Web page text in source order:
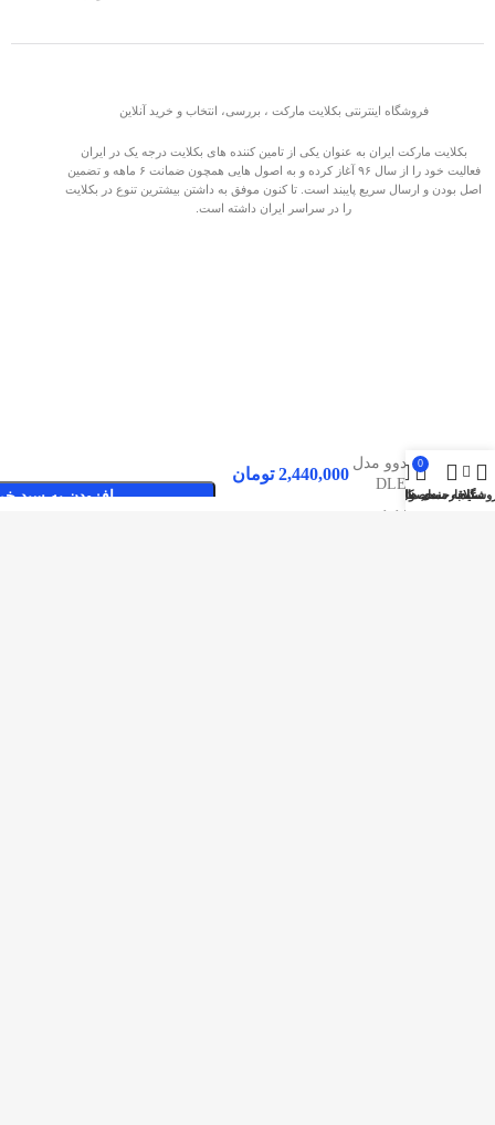
فروشگاه اینترنتی بکلایت مارکت ، بررسی، انتخاب و خرید آنلاین
بکلایت مارکت ایران به عنوان یکی از تامین کننده های بکلایت درجه یک در ایران
فعالیت خود را از سال ۹۶ آغاز کرده و به اصول هایی همچون ضمانت ۶ ماهه و تضمین
اصل بودن و ارسال سریع پایبند است. تا کنون موفق به داشتن بیشترین تنوع در بکلایت
را در سراسر ایران داشته است.
صفحات پربازدید
دوو مدل
DLE
42E4800
2,440,000 تومان
افزودن به سبد سایدبار
علاقه مندی ها
0
محصول
حساب کاربری من